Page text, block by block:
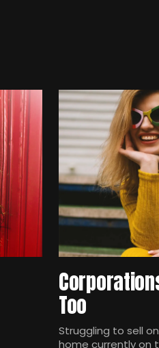
Too
Struggling to sell
home currently on